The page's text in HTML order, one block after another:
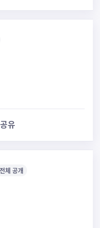
공유
전체 공개